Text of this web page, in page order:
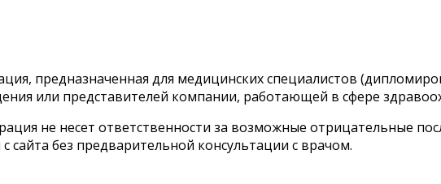
предназначенная для медицинских специалистов
или представителей компании, работающей в сфере
не несет ответственности за возможные отрицательные
без предварительной консультации с врачом.